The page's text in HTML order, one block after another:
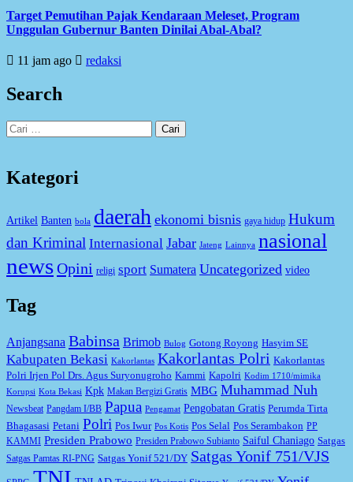
Target Pemutihan Pajak Kendaraan Meleset, Program
Unggulan Gubernur Banten Dinilai Abal-Abal?
11 jam ago redaksi
Search
Cari
untuk:
Kategori
Artikel Banten bola daerah ekonomi bisnis gaya hidup Hukum
dan Kriminal Internasional Jabar Jateng Lainnya nasional
newsOpini religi sport Sumatera Uncategorized video
Tag
Anjangsana Babinsa Brimob Bulog Gotong Royong Hasyim SE
Kabupaten Bekasi Kakorlantas Kakorlantas Polri Kakorlantas
Polri Irjen Pol Drs. Agus Suryonugroho Kammi Kapolri Kodim 1710/mimika
Korupsi Kota Bekasi Kpk Makan Bergizi Gratis MBG Muhammad Nuh
Newsbeat Pangdam I/BB Papua Pengamat Pengobatan Gratis Perumda Tirta
Bhagasasi Petani Polri Pos Iwur Pos Kotis Pos Selal Pos Serambakon PP
KAMMI Presiden Prabowo Presiden Prabowo Subianto Saiful Chaniago Satgas
Satgas Pamtas RI-PNG Satgas Yonif 521/DY Satgas Yonif 751/VJS